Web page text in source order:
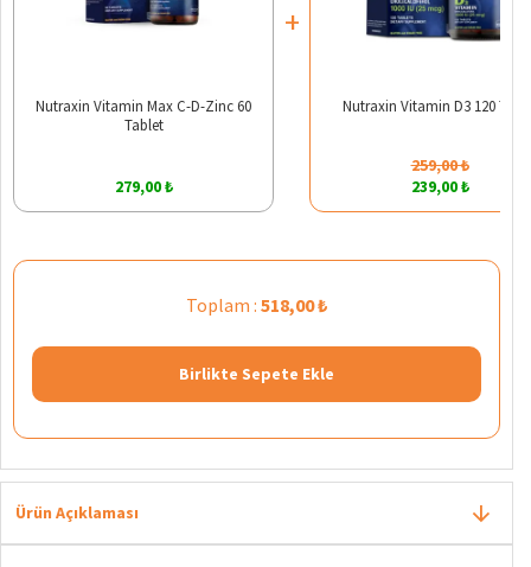
Nutraxin Vitamin Max C-D-Zinc 60
Tablet
279,00 ₺
+
Nutraxin Vitamin D3 120
259,00 ₺
239,00 ₺
Toplam : 518,00 ₺
Birlikte Sepete Ekle
Ürün Açıklaması